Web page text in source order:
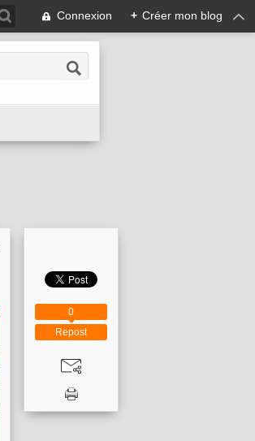
Connexion + Créer mon blog
Repost
0